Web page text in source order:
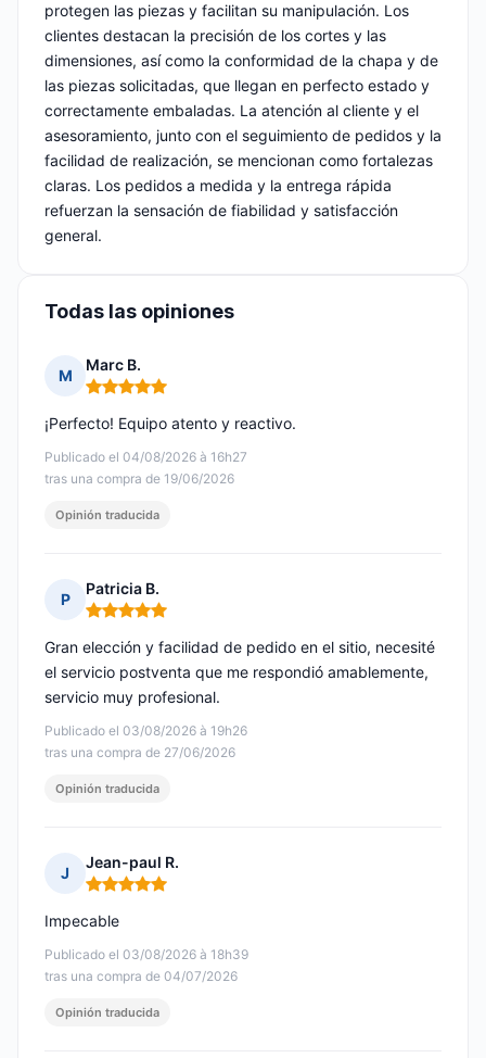
protegen las piezas y facilitan su manipulación. Los
clientes destacan la precisión de los cortes y las
dimensiones, así como la conformidad de la chapa y de
las piezas solicitadas, que llegan en perfecto estado y
correctamente embaladas. La atención al cliente y el
asesoramiento, junto con el seguimiento de pedidos y la
facilidad de realización, se mencionan como fortalezas
claras. Los pedidos a medida y la entrega rápida
refuerzan la sensación de fiabilidad y satisfacción
general.
Todas las opiniones
M
Marc B.
Nota: 5 de 5
Publicado el 04/08/2026 à 16h27
tras una compra de 19/06/2026
¡Perfecto! Equipo atento y reactivo.
Opinión traducida
P
Patricia B.
Nota: 5 de 5
Publicado el 03/08/2026 à 19h26
tras una compra de 27/06/2026
Gran elección y facilidad de pedido en el sitio, necesité
el servicio postventa que me respondió amablemente,
servicio muy profesional.
Opinión traducida
J
Jean-paul R.
Nota: 5 de 5
Publicado el 03/08/2026 à 18h39
tras una compra de 04/07/2026
Impecable
Opinión traducida